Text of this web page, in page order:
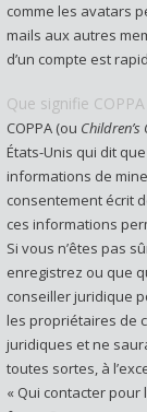
comme les avatars
mails aux autres
d’un compte est
Que signifie COPPA
COPPA (ou
États-Unis qui dit
informations de
consentement écrit
ces informations
Si vous n’êtes pas
enregistrez ou que
conseiller juridique
les propriétaires de
juridiques et ne
toutes sortes, à
« Qui contacter